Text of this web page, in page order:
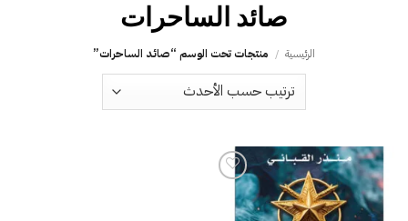
صائد الساحرات
الرئيسية / منتجات تحت الوسم “صائد الساحرات”
إضافة
إلى
قائمة